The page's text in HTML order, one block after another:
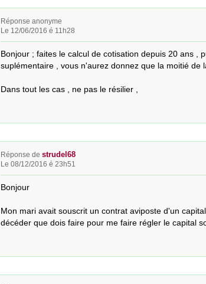
Réponse anonyme
Le 12/06/2016 é 11h28
Bonjour ; faites le calcul de cotisation depuis 20 ans ,
suplémentaire , vous n'aurez donnez que la moitié de
Dans tout les cas , ne pas le résilier ,
Réponse de strudel68
Le 08/12/2016 é 23h51
Bonjour
Mon mari avait souscrit un contrat aviposte d'un
décéder que dois faire pour me faire régler le capital